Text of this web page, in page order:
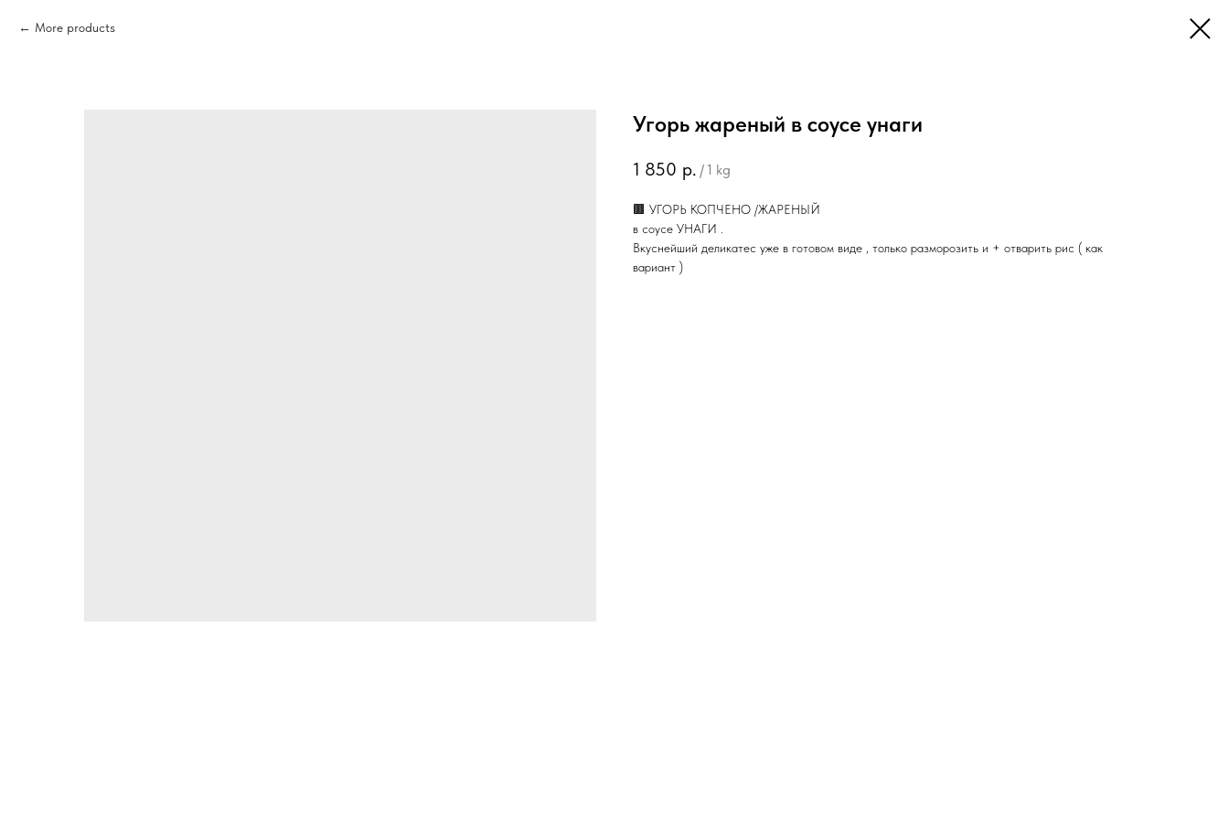
More products
Угорь жареный в соусе унаги
1 850 р. / 1 kg
🟫 УГОРЬ КОПЧЕНО /ЖАРЕНЫЙ
в соусе УНАГИ .
Вкуснейший деликатес уже в готовом виде , только разморозить и + отварить рис ( как
вариант )